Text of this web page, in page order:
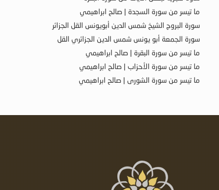
ما تيسر من سورة السجدة | صالح ابراهيمي
سورة البروج الشيخ شمس الدين أبويونس القل الجزائر
سورة الجمعة أبو يونس شمس الدين الجزائري القل
ما تيسر من سورة البقرة | صالح ابراهيمي
ما تيسر من سورة الأحزاب | صالح ابراهيمي
ما تيسر من سورة الشورى | صالح ابراهيمي